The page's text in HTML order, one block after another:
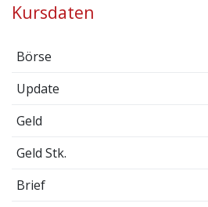
Kursdaten
Börse
Update
Geld
Geld Stk.
Brief